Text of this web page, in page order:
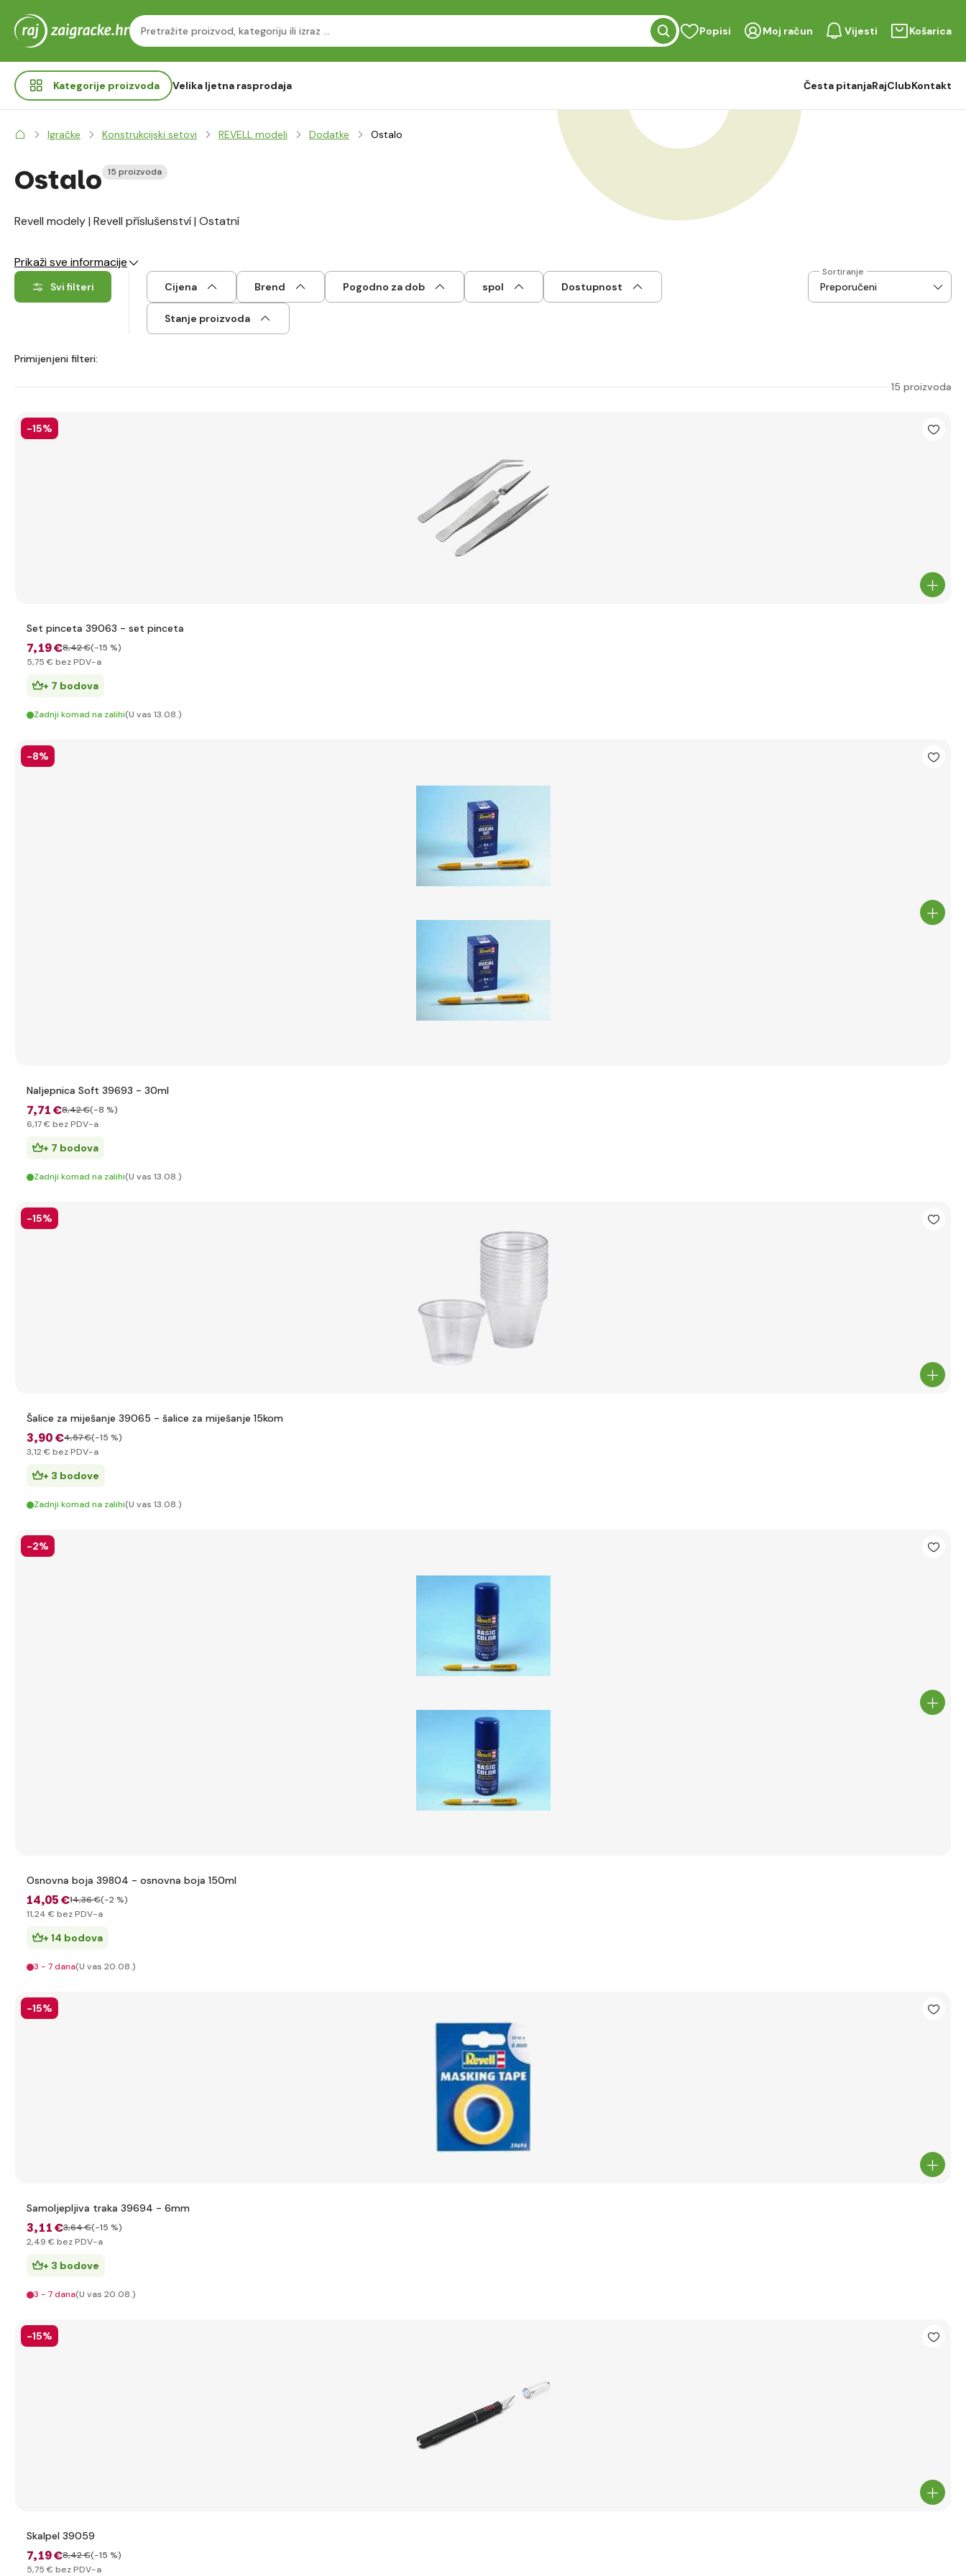
Popisi Moj račun Vijesti Košarica
Kategorije proizvoda Velika ljetna rasprodaja Česta pitanjaRajClubKontakt
Igračke Konstrukcijski setovi REVELL modeli Dodatke Ostalo
Ostalo 15 proizvoda
Revell modely | Revell příslušenství | Ostatní
Prikaži sve informacije
Svi filteri Cijena Brend Pogodno za dob spol Dostupnost
Stanje proizvoda
Sortiranje
Primijenjeni filteri:
15 proizvoda
-15%
Set pinceta 39063 - set pinceta
7,19 €8,42 €(-15 %)
5,75 € bez PDV-a
+ 7 bodova
Zadnji komad na zalihi(U vas 13.08.)
-8%
Naljepnica Soft 39693 - 30ml
7,71 €8,42 €(-8 %)
6,17 € bez PDV-a
+ 7 bodova
Zadnji komad na zalihi(U vas 13.08.)
-15%
Šalice za miješanje 39065 - šalice za miješanje 15kom
3,90 €4,57 €(-15 %)
3,12 € bez PDV-a
+ 3 bodove
Zadnji komad na zalihi(U vas 13.08.)
-2%
Osnovna boja 39804 - osnovna boja 150ml
14,05 €14,36 €(-2 %)
11,24 € bez PDV-a
+ 14 bodova
3 - 7 dana(U vas 20.08.)
-15%
Samoljepljiva traka 39694 - 6mm
3,11 €3,64 €(-15 %)
2,49 € bez PDV-a
+ 3 bodove
3 - 7 dana(U vas 20.08.)
-15%
Skalpel 39059
7,19 €8,42 €(-15 %)
5,75 € bez PDV-a